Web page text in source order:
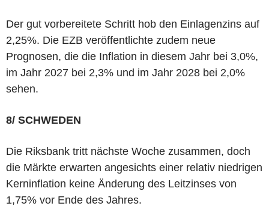
Der gut vorbereitete Schritt hob den Einlagenzins auf
2,25%. Die EZB veröffentlichte zudem neue
Prognosen, die die Inflation in diesem Jahr bei 3,0%,
im Jahr 2027 bei 2,3% und im Jahr 2028 bei 2,0%
sehen.
8/ SCHWEDEN
Die Riksbank tritt nächste Woche zusammen, doch
die Märkte erwarten angesichts einer relativ niedrigen
Kerninflation keine Änderung des Leitzinses von
1,75% vor Ende des Jahres.